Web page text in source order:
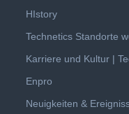
HIstory
Technetics Standorte
Karriere und Kultur |
Enpro
Neuigkeiten &